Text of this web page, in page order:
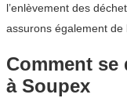
l’enlèvement des
assurons également de
Comment
à Soupex